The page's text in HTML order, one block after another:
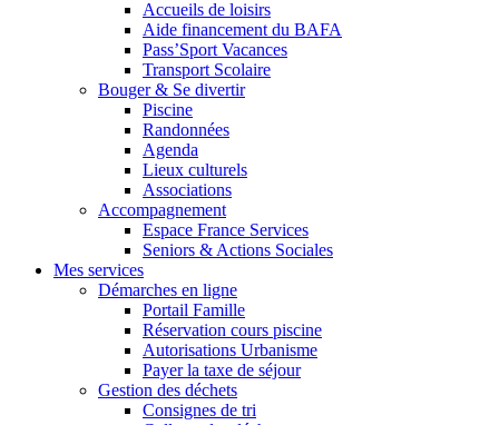
Accueils de loisirs
Aide financement du BAFA
Pass’Sport Vacances
Transport Scolaire
Bouger & Se divertir
Piscine
Randonnées
Agenda
Lieux culturels
Associations
Accompagnement
Espace France Services
Seniors & Actions Sociales
Mes services
Démarches en ligne
Portail Famille
Réservation cours piscine
Autorisations Urbanisme
Payer la taxe de séjour
Gestion des déchets
Consignes de tri